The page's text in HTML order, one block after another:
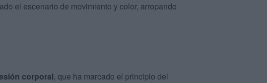
el escenario de movimiento y color, arropando
corporal, que ha marcado el principio del